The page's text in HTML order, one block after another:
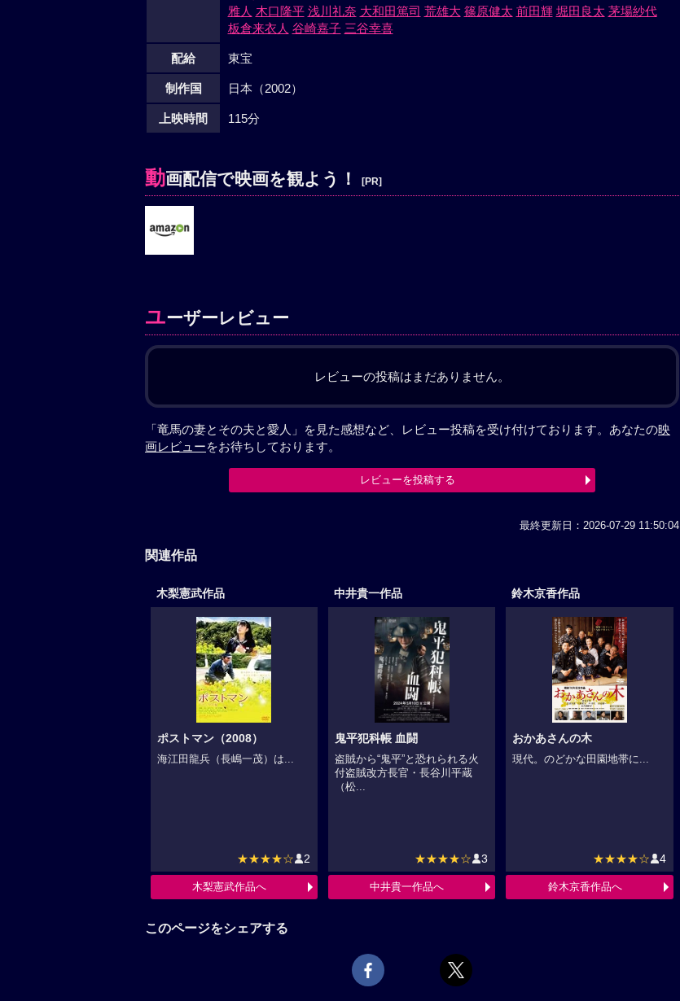
雅人 木口隆平 浅川礼奈 大和田篤司 荒雄大 篠原健太 前田輝 堀田良太 茅場紗代
板倉来衣人 谷崎嘉子 三谷幸喜
配給 東宝
制作国 日本（2002）
上映時間 115分
動画配信で映画を観よう！ [PR]
ユーザーレビュー
レビューの投稿はまだありません。
「竜馬の妻とその夫と愛人」を見た感想など、レビュー投稿を受け付けております。あなたの映
画レビューをお待ちしております。
レビューを投稿する
最終更新日：2026-07-29 11:50:04
関連作品
木梨憲武作品
ポストマン（2008）
海江田龍兵（長嶋一茂）は...
★★★★☆ 2
木梨憲武作品へ
中井貴一作品
鬼平犯科帳 血闘
盗賊から“鬼平”と恐れられる火
付盗賊改方長官・長谷川平蔵
（松...
★★★★☆ 3
中井貴一作品へ
鈴木京香作品
おかあさんの木
現代。のどかな田園地帯に...
★★★★☆ 4
鈴木京香作品へ
このページをシェアする